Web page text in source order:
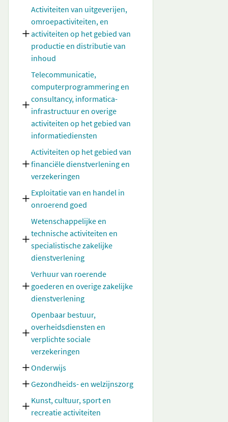
Activiteiten van uitgeverijen,
omroepactiviteiten, en
activiteiten op het gebied van
productie en distributie van
inhoud
Telecommunicatie,
computerprogrammering en
consultancy, informatica-
infrastructuur en overige
activiteiten op het gebied van
informatiediensten
Activiteiten op het gebied van
financiële dienstverlening en
verzekeringen
Exploitatie van en handel in
onroerend goed
Wetenschappelijke en
technische activiteiten en
specialistische zakelijke
dienstverlening
Verhuur van roerende
goederen en overige zakelijke
dienstverlening
Openbaar bestuur,
overheidsdiensten en
verplichte sociale
verzekeringen
Onderwijs
Gezondheids- en welzijnszorg
Kunst, cultuur, sport en
recreatie activiteiten